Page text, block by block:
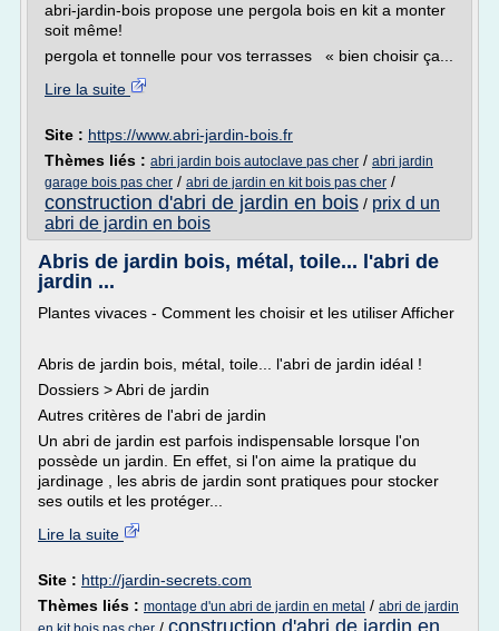
abri-jardin-bois propose une pergola bois en kit a monter
soit même!
pergola et tonnelle pour vos terrasses « bien choisir ça...
Lire la suite
Site : https://www.abri-jardin-bois.fr
Thèmes liés : abri jardin bois autoclave pas cher / abri jardin
garage bois pas cher / abri de jardin en kit bois pas cher /
construction d'abri de jardin en bois / prix d un
abri de jardin en bois
Abris de jardin bois, métal, toile... l'abri de
jardin ...
Plantes vivaces - Comment les choisir et les utiliser Afficher
Abris de jardin bois, métal, toile... l'abri de jardin idéal !
Dossiers > Abri de jardin
Autres critères de l'abri de jardin
Un abri de jardin est parfois indispensable lorsque l'on
possède un jardin. En effet, si l'on aime la pratique du
jardinage , les abris de jardin sont pratiques pour stocker
ses outils et les protéger...
Lire la suite
Site : http://jardin-secrets.com
Thèmes liés : montage d'un abri de jardin en metal / abri de jardin
construction d'abri de jardin en